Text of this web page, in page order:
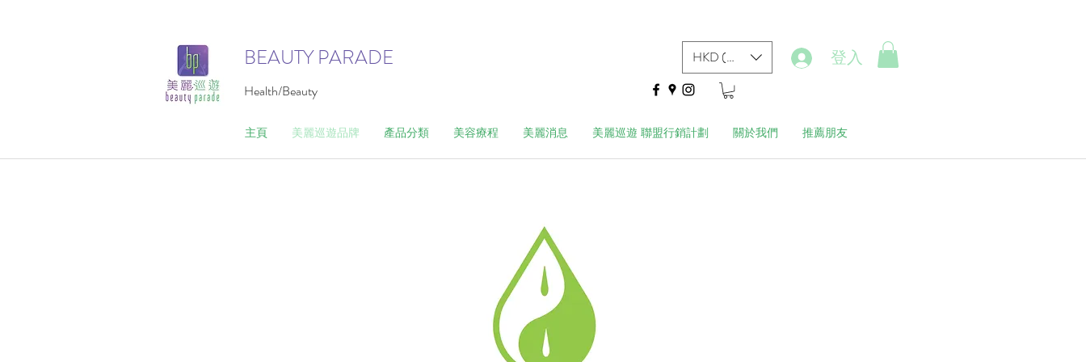
BEAUTY PARADE
Health/Beauty
HKD (HK$) 登入
主頁 美麗巡遊品牌 產品分類 美容療程 美麗消息 美麗巡遊 聯盟行銷計劃 關於我們 推薦朋友